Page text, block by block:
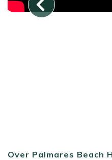
Over Palmares Beach